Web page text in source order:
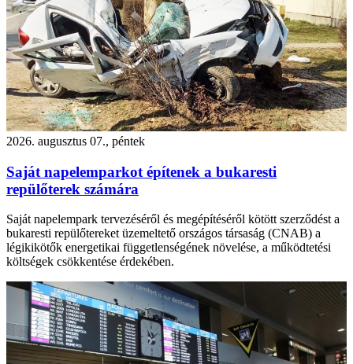
2026. augusztus 07., péntek
Saját napelemparkot építenek a bukaresti
repülőterek számára
Saját napelempark tervezéséről és megépítéséről kötött szerződést a
bukaresti repülőtereket üzemeltető országos társaság (CNAB) a
légikikötők energetikai függetlenségének növelése, a működtetési
költségek csökkentése érdekében.